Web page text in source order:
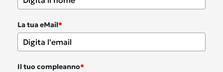
La tua eMail*
Il tuo compleanno*